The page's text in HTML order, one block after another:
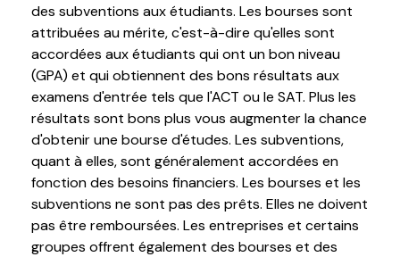
des subventions aux étudiants. Les bourses sont
attribuées au mérite, c'est-à-dire qu'elles sont
accordées aux étudiants qui ont un bon niveau
(GPA) et qui obtiennent des bons résultats aux
examens d'entrée tels que l'ACT ou le SAT. Plus les
résultats sont bons plus vous augmenter la chance
d'obtenir une bourse d'études. Les subventions,
quant à elles, sont généralement accordées en
fonction des besoins financiers. Les bourses et les
subventions ne sont pas des prêts. Elles ne doivent
pas être remboursées. Les entreprises et certains
groupes offrent également des bourses et des